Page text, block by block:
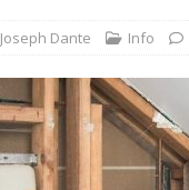
Joseph Dante Info